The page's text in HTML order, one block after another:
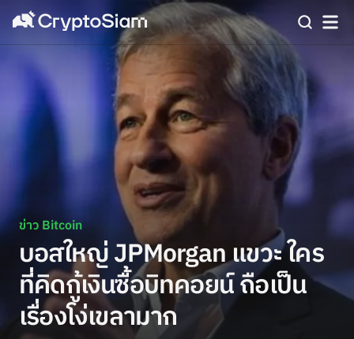
ข่าว Bitcoin
บอสใหญ่ JPMorgan แขวะ ใคร
ที่คิดกู้เงินซื้อบิทคอยน์ ถือเป็น
เรื่องโง่เขลามาก